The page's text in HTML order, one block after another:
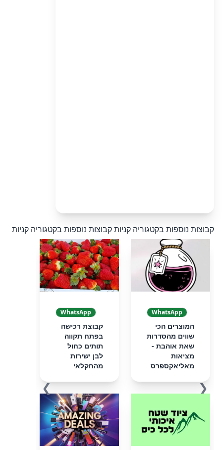
קבוצות נוספות בקטגוריה קניותקבוצות נוספות בקטגוריה קניות
❮
WhatsApp
המוצרים הכי
שווים מהסדרות
שאת אוהבת -
מציאות
מאליאקספרס
WhatsApp
קבוצת רכישה
בפתח תקווה
תותים כחול
לבן ישירות
מהחקלאי
❯